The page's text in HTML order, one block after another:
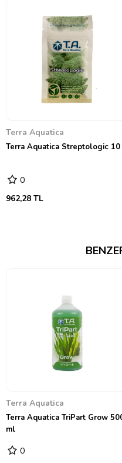
Terra Aquatica
Terra Aquatica Streptologic 10
0
962,28 TL
Terra Aquatica
Terra Aquatica TriPart Grow
ml
0